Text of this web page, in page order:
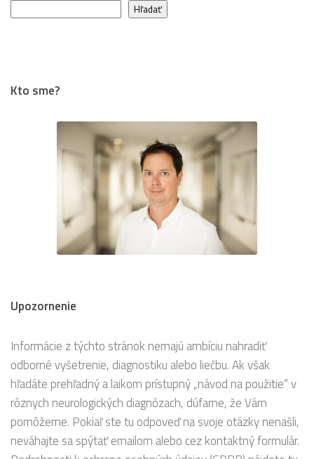
Hľadať
Kto sme?
Upozornenie
Informácie z týchto stránok nemajú ambíciu nahradiť
odborné vyšetrenie, diagnostiku alebo liečbu. Ak však
hľadáte prehľadný a laikom prístupný „návod na použitie“ v
rôznych neurologických diagnózach, dúfame, že Vám
pomôžeme. Pokiaľ ste tu odpoveď na svoje otázky nenašli,
neváhajte sa spýtať emailom alebo cez kontaktný formulár.